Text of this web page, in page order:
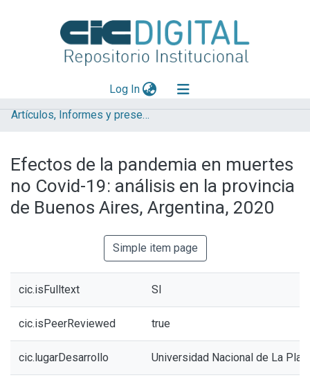
Log In(current)
Explorar
Aportar material
Statistics
Artículos, Informes y presentaciones en Congresos (UNLP)
Efectos de la pandemia en muertes
no Covid-19: análisis en la provincia
de Buenos Aires, Argentina, 2020
Simple item page
cic.isFulltext SI
cic.isPeerReviewed true
cic.lugarDesarrollo Universidad Nacional de La Plata